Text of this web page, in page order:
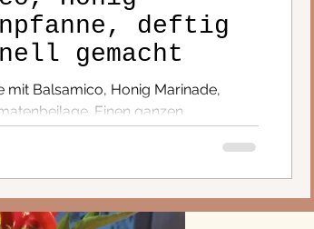
deftig
gemacht
mit Balsamico, Honig Marinade,
Einen ganzen